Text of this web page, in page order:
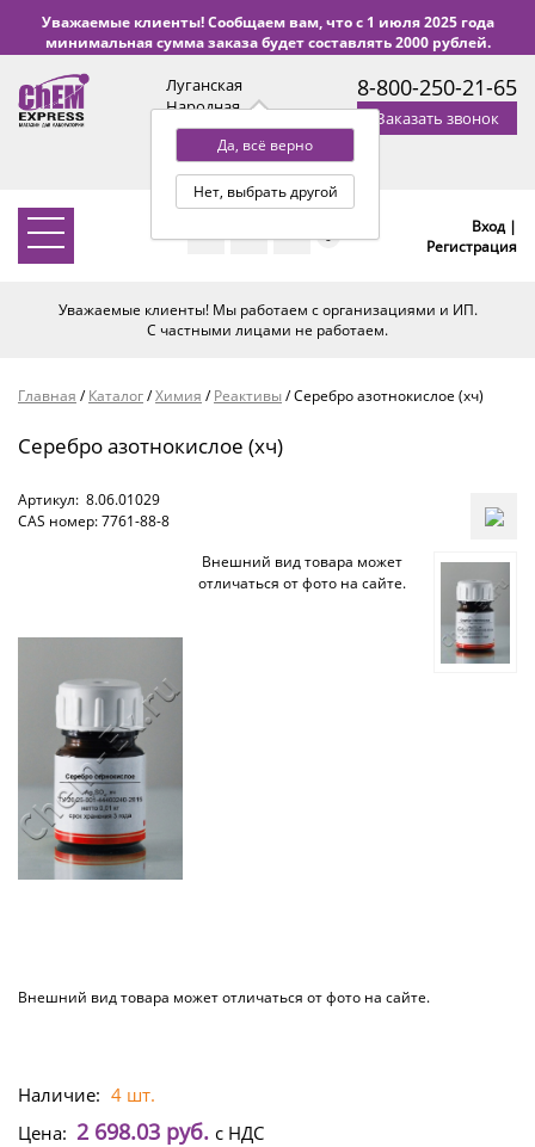
Уважаемые клиенты! Сообщаем вам, что с 1 июля 2025 года
минимальная сумма заказа будет составлять 2000 рублей.
Луганская
Народная
Республика
Да, всё верно
Нет, выбрать другой
с 9:00 до 18:00 по Уфе
(+2 МСК)
8-800-250-21-65
Заказать звонок
0
Вход |
Регистрация
Уважаемые клиенты! Мы работаем с организациями и ИП.
С частными лицами не работаем.
Главная /Каталог/Химия /Реактивы/Серебро азотнокислое (хч)
Серебро азотнокислое (хч)
Артикул: 8.06.01029
CAS номер: 7761-88-8
Внешний вид товара может
отличаться от фото на сайте.
Внешний вид товара может отличаться от фото на сайте.
Наличие: 4 шт.
Цена: 2 698.03 руб. с НДС